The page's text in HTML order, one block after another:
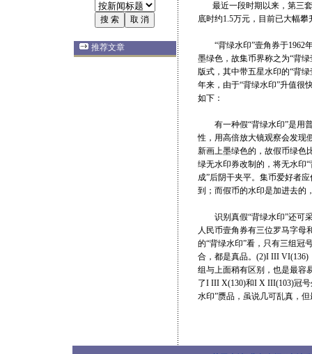
推荐文章
最近一段时期以来，第三套
底时约1.5万元，目前已大幅
“背绿水印”壹角券于1962年
墨绿色，故集币界称之为“背
版式，其中带五星水印的“背
年来，由于“背绿水印”升值很
如下：
有一种假“背绿水印”是用普
性，用高倍放大镜观察会发现
新画上墨绿色的，故假币绿色
绿无水印券改制的，将无水印
成”后阴干夹平。集币爱好者
到；而假币的水印是加进去的
识别真假“背绿水印”还可采
人民币壹角券有三位罗马字母
的“背绿水印”看，只有三组冠
合，都是真品。(2)I III
组与上面稍有区别，也是最容
了I III X(130)和I X III(103)冠
水印”赝品，虽说几可乱真，